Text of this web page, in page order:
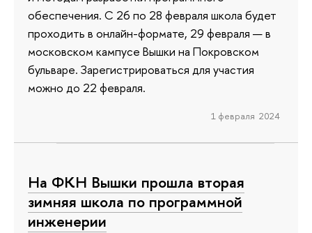
обеспечения. С 26 по 28 февраля школа будет
проходить в онлайн-формате, 29 февраля — в
московском кампусе Вышки на Покровском
бульваре. Зарегистрироваться для участия
можно до 22 февраля.
1 февраля 2024
На ФКН Вышки прошла вторая
зимняя школа по программной
инженерии